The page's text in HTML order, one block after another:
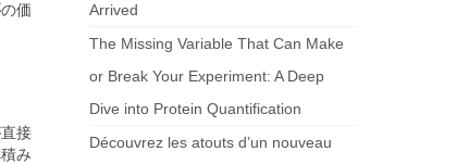
の価
接
み
Arrived
The Missing Variable That Can Make
or Break Your Experiment: A Deep
Dive into Protein Quantification
Découvrez les atouts d’un nouveau